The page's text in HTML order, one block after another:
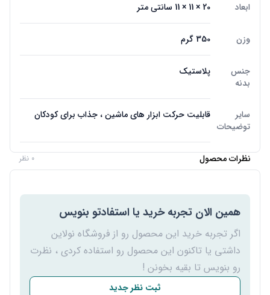
ابعاد 20 × 11 × 11 سانتی متر
وزن 350 گرم
جنس
بدنه
پلاستیک
سایر
توضیحات
قابلیت حرکت ابزار های ماشین ، جذاب برای کودکان
نظرات محصول 0 نظر
همین الان تجربه خرید یا استفادتو بنویس
اگر تجربه خرید این محصول رو از فروشگاه نولاین
داشتی یا تاکنون این محصول رو استفاده کردی ، نظرت
رو بنویس تا بقیه بخونن !
ثبت نظر جدید